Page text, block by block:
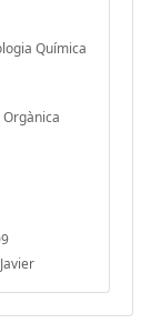
Química